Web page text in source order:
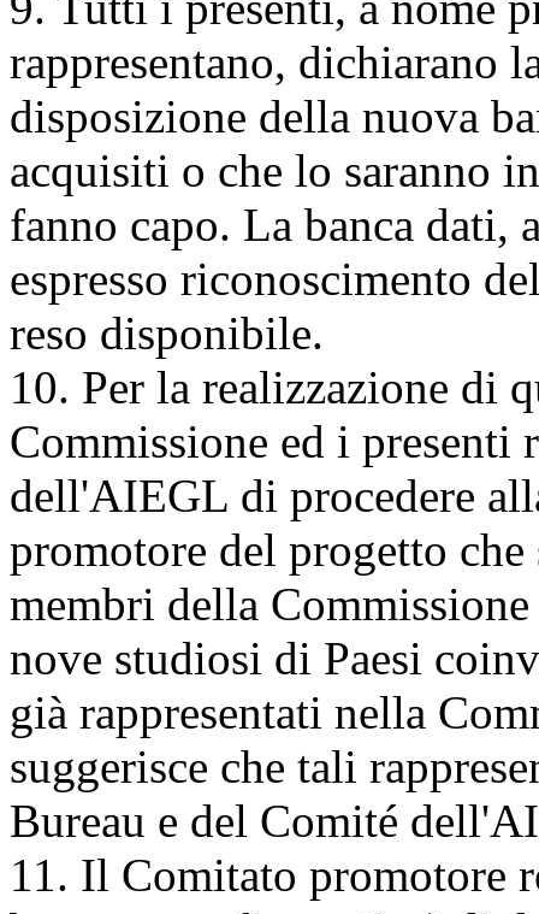
rappresentano, dichiarano
disposizione della nuova
acquisiti o che lo saranno
fanno capo. La banca dati,
espresso riconoscimento
reso disponibile.
10. Per la realizzazione di
Commissione ed i presenti
dell'AIEGL di procedere
promotore del progetto
membri della
nove studiosi di Paesi
già rappresentati nella
suggerisce che tali
Bureau e del Comité
11. Il Comitato promotore